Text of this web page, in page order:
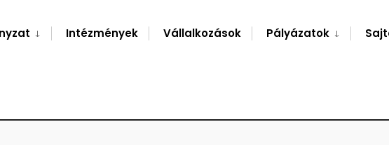
Intézmények Vállalkozások Pályázatok